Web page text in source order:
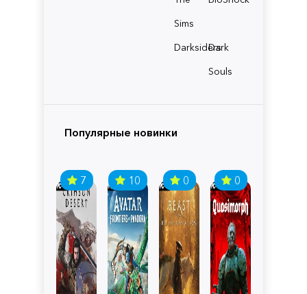
Sims
Darksiders
Dark
Souls
Популярные новинки
7 10 0 0